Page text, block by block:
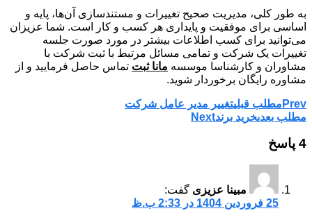
به طور کلی، مدیریت صحیح تغییرات و مستندسازی آن‌ها، پایه و
اساسی برای موفقیت و پایداری هر کسب و کار است. شما عزیزان
می‌توانید برای کسب اطلاعات بیشتر در مورد صورت جلسه
تغییرات یک شرکت و تمامی مسائل مرتبط با ثبت شرکت با
مشاوران و کارشناسا موسسه مانا ثبت تماس حاصل فرمایید و از
مشاوره رایگان برخوردار شوید.
Prev مطلب قبلیتغییر مدیر عامل شرکت
مطلب بعدیخرید برندNext
4 پاسخ
مبینا عزیزی گفت:
25 فروردین 1404 در 2:33 ب.ظ